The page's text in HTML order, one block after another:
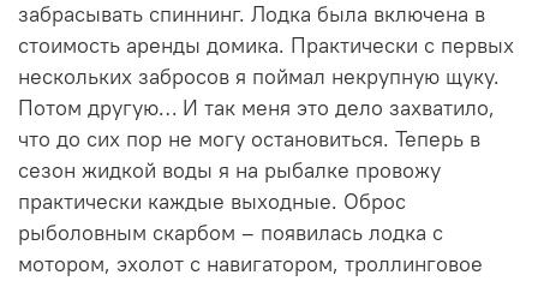
забрасывать спиннинг. Лодка была включена в
стоимость аренды домика. Практически с первых
нескольких забросов я поймал некрупную щуку.
Потом другую… И так меня это дело захватило,
что до сих пор не могу остановиться. Теперь в
сезон жидкой воды я на рыбалке провожу
практически каждые выходные. Оброс
рыболовным скарбом – появилась лодка с
мотором, эхолот с навигатором, троллинговое